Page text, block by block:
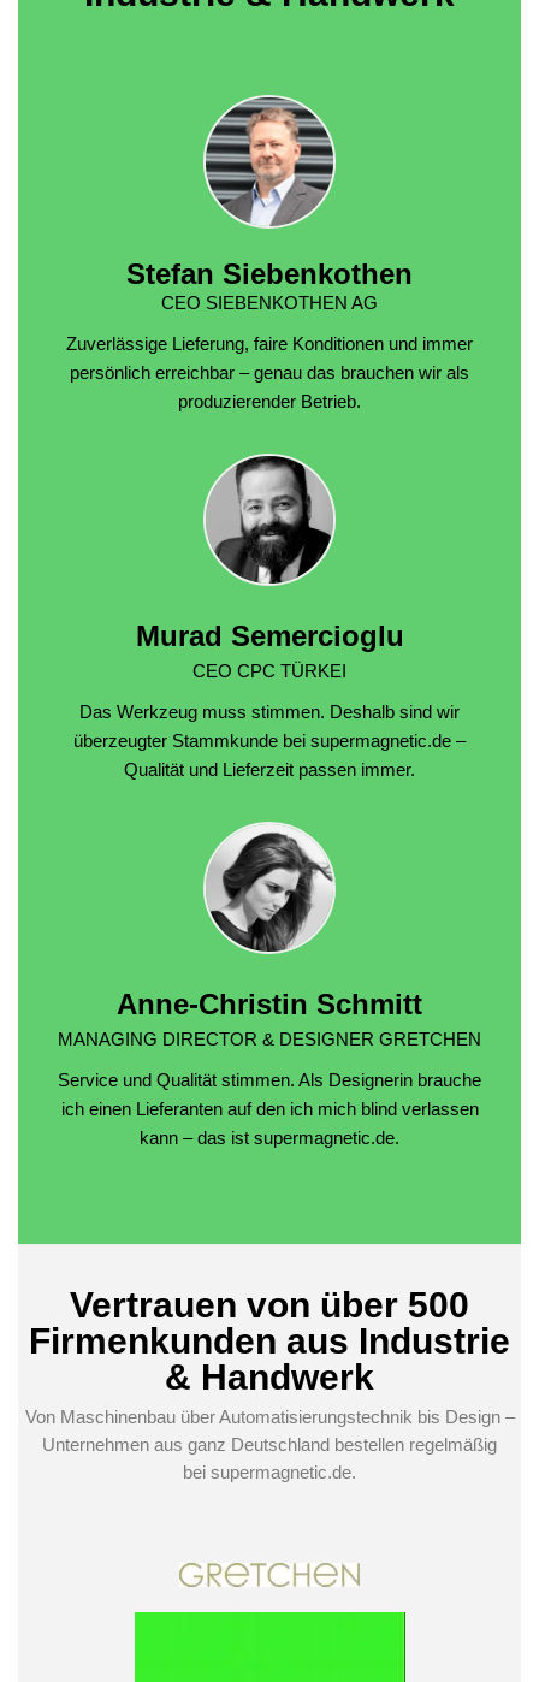
Stefan Siebenkothen
CEO SIEBENKOTHEN AG
Zuverlässige Lieferung, faire Konditionen und immer
persönlich erreichbar – genau das brauchen wir als
produzierender Betrieb.
Murad Semercioglu
CEO CPC TÜRKEI
Das Werkzeug muss stimmen. Deshalb sind wir
überzeugter Stammkunde bei supermagnetic.de –
Qualität und Lieferzeit passen immer.
Anne-Christin Schmitt
MANAGING DIRECTOR & DESIGNER GRETCHEN
Service und Qualität stimmen. Als Designerin brauche
ich einen Lieferanten auf den ich mich blind verlassen
kann – das ist supermagnetic.de.
Vertrauen von über 500
Firmenkunden aus Industrie
& Handwerk
Von Maschinenbau über Automatisierungstechnik bis Design –
Unternehmen aus ganz Deutschland bestellen regelmäßig
bei supermagnetic.de.